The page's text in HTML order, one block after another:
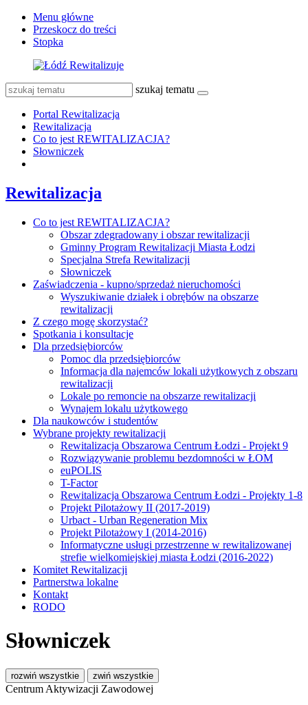
Menu główne
Przeskocz do treści
Stopka
szukaj tematu
Portal Rewitalizacja
Rewitalizacja
Co to jest REWITALIZACJA?
Słowniczek
Rewitalizacja
Co to jest REWITALIZACJA?
Obszar zdegradowany i obszar rewitalizacji
Gminny Program Rewitalizacji Miasta Łodzi
Specjalna Strefa Rewitalizacji
Słowniczek
Zaświadczenia - kupno/sprzedaż nieruchomości
Wyszukiwanie działek i obrębów na obszarze
rewitalizacji
Z czego mogę skorzystać?
Spotkania i konsultacje
Dla przedsiębiorców
Pomoc dla przedsiębiorców
Informacja dla najemców lokali użytkowych z obszaru
rewitalizacji
Lokale po remoncie na obszarze rewitalizacji
Wynajem lokalu użytkowego
Dla naukowców i studentów
Wybrane projekty rewitalizacji
Rewitalizacja Obszarowa Centrum Łodzi - Projekt 9
Rozwiązywanie problemu bezdomności w ŁOM
euPOLIS
T-Factor
Rewitalizacja Obszarowa Centrum Łodzi - Projekty 1-8
Projekt Pilotażowy II (2017-2019)
Urbact - Urban Regeneration Mix
Projekt Pilotażowy I (2014-2016)
Informatyczne usługi przestrzenne w rewitalizowanej
strefie wielkomiejskiej miasta Łodzi (2016-2022)
Komitet Rewitalizacji
Partnerstwa lokalne
Kontakt
RODO
Słowniczek
rozwiń wszystkie zwiń wszystkie
Centrum Aktywizacji Zawodowej